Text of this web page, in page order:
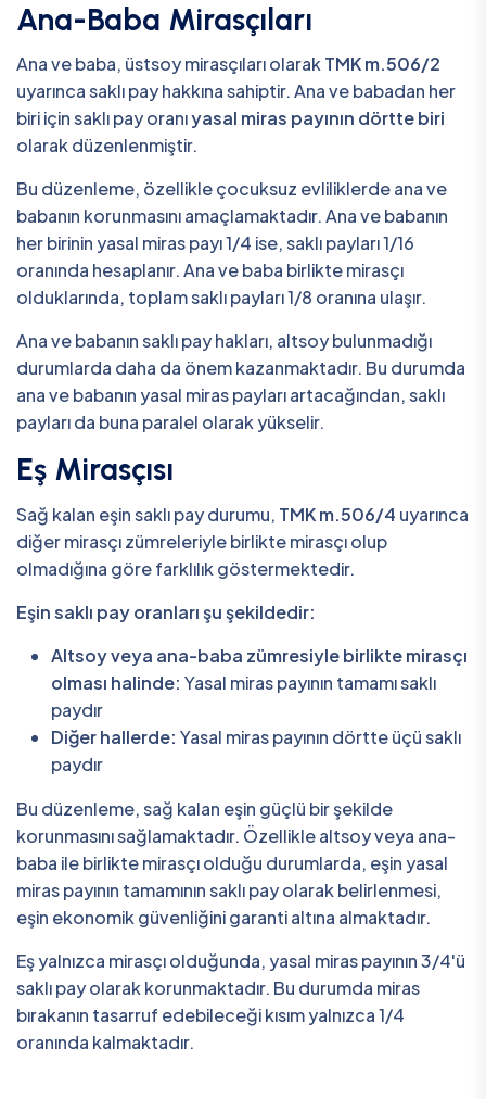
Ana-Baba Mirasçıları
Ana ve baba, üstsoy mirasçıları olarakTMK m.506/2
uyarınca saklı pay hakkına sahiptir. Ana ve babadan her
biri için saklı pay oranıyasal miras payının dörtte biri
olarak düzenlenmiştir.
Bu düzenleme, özellikle çocuksuz evliliklerde ana ve
babanın korunmasını amaçlamaktadır. Ana ve babanın
her birinin yasal miras payı 1/4 ise, saklı payları 1/16
oranında hesaplanır. Ana ve baba birlikte mirasçı
olduklarında, toplam saklı payları 1/8 oranına ulaşır.
Ana ve babanın saklı pay hakları, altsoy bulunmadığı
durumlarda daha da önem kazanmaktadır. Bu durumda
ana ve babanın yasal miras payları artacağından, saklı
payları da buna paralel olarak yükselir.
Eş Mirasçısı
Sağ kalan eşin saklı pay durumu, TMK m.506/4 uyarınca
diğer mirasçı zümreleriyle birlikte mirasçı olup
olmadığına göre farklılık göstermektedir.
Eşin saklı pay oranları şu şekildedir:
Altsoy veya ana-baba zümresiyle birlikte mirasçı
olması halinde: Yasal miras payının tamamı saklı
paydır
Diğer hallerde: Yasal miras payının dörtte üçü saklı
paydır
Bu düzenleme, sağ kalan eşin güçlü bir şekilde
korunmasını sağlamaktadır. Özellikle altsoy veya ana-
baba ile birlikte mirasçı olduğu durumlarda, eşin yasal
miras payının tamamının saklı pay olarak belirlenmesi,
eşin ekonomik güvenliğini garanti altına almaktadır.
Eş yalnızca mirasçı olduğunda, yasal miras payının 3/4'ü
saklı pay olarak korunmaktadır. Bu durumda miras
bırakanın tasarruf edebileceği kısım yalnızca 1/4
oranında kalmaktadır.